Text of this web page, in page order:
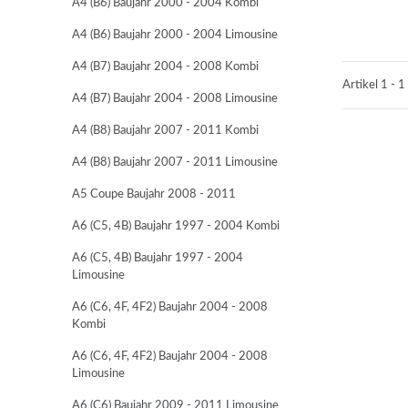
Artikel 1 - 1
A4 (B6) Baujahr 2000 - 2004 Kombi
A4 (B6) Baujahr 2000 - 2004 Limousine
A4 (B7) Baujahr 2004 - 2008 Kombi
A4 (B7) Baujahr 2004 - 2008 Limousine
A4 (B8) Baujahr 2007 - 2011 Kombi
A4 (B8) Baujahr 2007 - 2011 Limousine
A5 Coupe Baujahr 2008 - 2011
A6 (C5, 4B) Baujahr 1997 - 2004 Kombi
A6 (C5, 4B) Baujahr 1997 - 2004
Limousine
A6 (C6, 4F, 4F2) Baujahr 2004 - 2008
Kombi
A6 (C6, 4F, 4F2) Baujahr 2004 - 2008
Limousine